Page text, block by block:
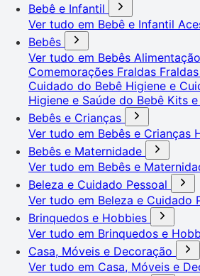
Bebê e Infantil
Ver tudo em Bebê e Infantil
Bebês
Ver tudo em Bebês
Comemorações Fraldas
Cuidado do Bebê Higiene e
Higiene e Saúde do Bebê Kits
Bebês e Crianças
Ver tudo em Bebês e Crianças
Bebês e Maternidade
Ver tudo em Bebês e
Beleza e Cuidado Pessoal
Ver tudo em Beleza e Cuidado
Brinquedos e Hobbies
Ver tudo em Brinquedos e
Casa, Móveis e Decoração
Ver tudo em Casa, Móveis e